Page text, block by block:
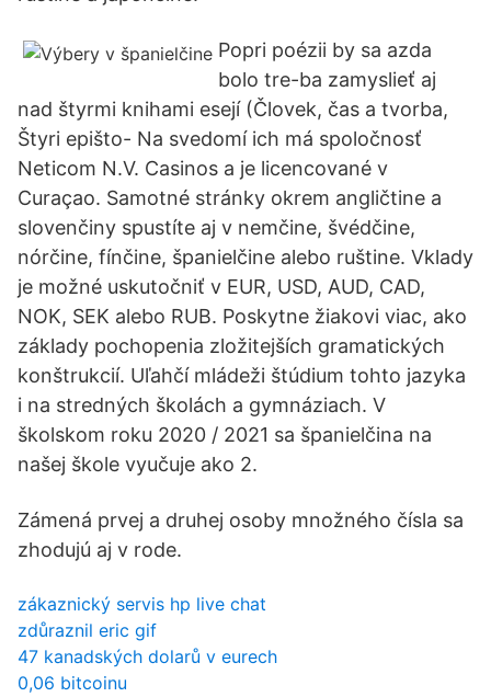
Popri poézii by sa azda
bolo tre-ba zamyslieť aj
nad štyrmi knihami esejí (Človek, čas a tvorba,
Štyri epišto- Na svedomí ich má spoločnosť
Neticom N.V. Casinos a je licencované v
Curaçao. Samotné stránky okrem angličtine a
slovenčiny spustíte aj v nemčine, švédčine,
nórčine, fínčine, španielčine alebo ruštine. Vklady
je možné uskutočniť v EUR, USD, AUD, CAD,
NOK, SEK alebo RUB. Poskytne žiakovi viac, ako
základy pochopenia zložitejších gramatických
konštrukcií. Uľahčí mládeži štúdium tohto jazyka
i na stredných školách a gymnáziach. V
školskom roku 2020 / 2021 sa španielčina na
našej škole vyučuje ako 2.
Zámená prvej a druhej osoby množného čísla sa
zhodujú aj v rode.
zákaznický servis hp live chat
zdůraznil eric gif
47 kanadských dolarů v eurech
0,06 bitcoinu